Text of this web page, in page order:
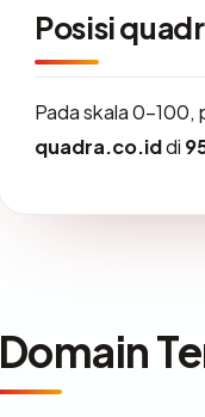
Posisi
Pada skala 0-
quadra.co.iddi
Domain